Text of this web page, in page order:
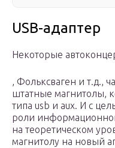
USB-адаптер
Некоторые
, Фольксваген и т.д.,
штатные магнитолы,
типа usb и aux. И с
роли
на теоретическом
магнитолу на новый